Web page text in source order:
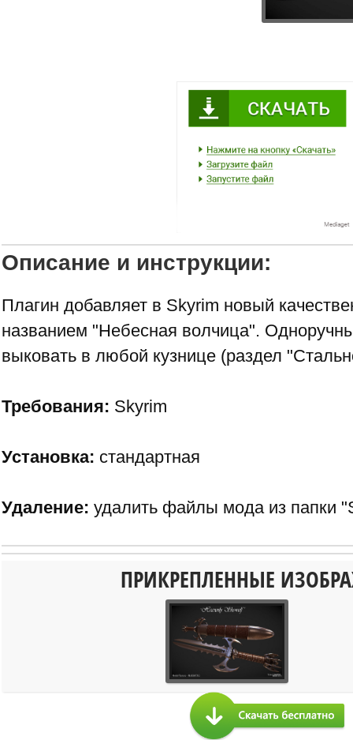
Описание и инструкции:
Плагин добавляет в Skyrim новый
названием "Небесная волчица".
выковать в любой кузнице (раздел
Требования: Skyrim
Установка: стандартная
Удаление: удалить файлы мода из папки
ПРИКРЕПЛЕННЫЕ